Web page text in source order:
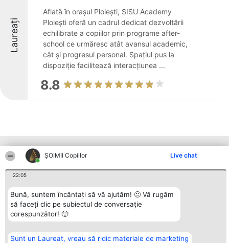
ȘOIMII Copiilor Live chat
22:05
Bună, suntem încântați să vă ajutăm! 🙂 Vă rugăm
să faceți clic pe subiectul de conversație
corespunzător! 🙂
Sunt un Laureat, vreau să ridic materiale de marketing
Laureați
Aflată în orașul Ploiești, SISU Academy
Ploiești oferă un cadrul dedicat dezvoltării
echilibrate a copiilor prin programe after-
school ce urmăresc atât avansul academic,
cât și progresul personal. Spațiul pus la
dispoziție facilitează interacțiunea ...
8.8
Alte firme din zonă
Organizator Ranking
BRIGHT SOLUTIONS BR SRL
Aleea Timisul De Sus 2 Bl. A30
Sc. A Et. 4 Ap. 13 Cod 061952
București
tel: +40 770 990 492
Plebiscyt
Câștigătorii
Lista Tuturor
Politica de
confidențialitate
Contact
Contact